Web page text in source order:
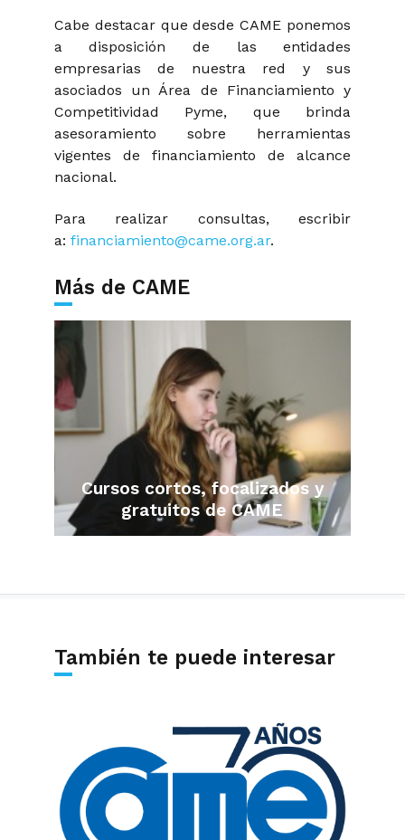
Cabe destacar que desde CAME ponemos
a disposición de las entidades
empresarias de nuestra red y sus
asociados un Área de Financiamiento y
Competitividad Pyme, que brinda
asesoramiento sobre herramientas
vigentes de financiamiento de alcance
nacional.
Para realizar consultas, escribir
a: financiamiento@came.org.ar.
Más de CAME
Cursos cortos, focalizados y
gratuitos de CAME
También te puede interesar